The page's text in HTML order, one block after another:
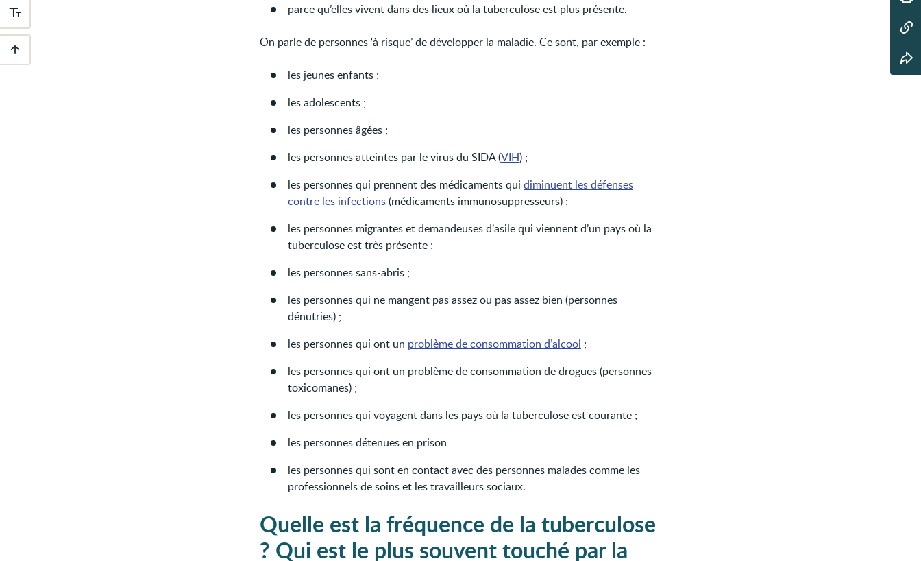
Outils
d'accessibilité
Descendre
parce qu’elles vivent dans des lieux où la tuberculose est plus présente.
On parle de personnes ‘à risque’ de développer la maladie. Ce sont, par exemple :
les jeunes enfants ;
les adolescents ;
les personnes âgées ;
les personnes atteintes par le virus du SIDA (VIH) ;
les personnes qui prennent des médicaments qui diminuent les défenses
contre les infections(médicaments immunosuppresseurs) ;
les personnes migrantes et demandeuses d’asile qui viennent d’un pays où la
tuberculose est très présente ;
les personnes sans-abris ;
les personnes qui ne mangent pas assez ou pas assez bien (personnes
dénutries) ;
les personnes qui ont un problème de consommation d’alcool ;
les personnes qui ont un problème de consommation de drogues (personnes
toxicomanes) ;
les personnes qui voyagent dans les pays où la tuberculose est courante ;
les personnes détenues en prison
les personnes qui sont en contact avec des personnes malades comme les
professionnels de soins et les travailleurs sociaux.
Quelle est la fréquence de la tuberculose
? Qui est le plus souvent touché par la